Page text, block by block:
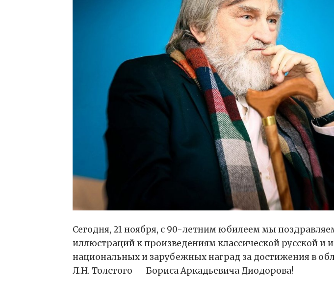
Сегодня, 21 ноября, с 90-летним юбилеем мы
иллюстраций к произведениям классической русской и
национальных и зарубежных наград за достижения в
Л.Н. Толстого — Бориса Аркадьевича Диодорова!